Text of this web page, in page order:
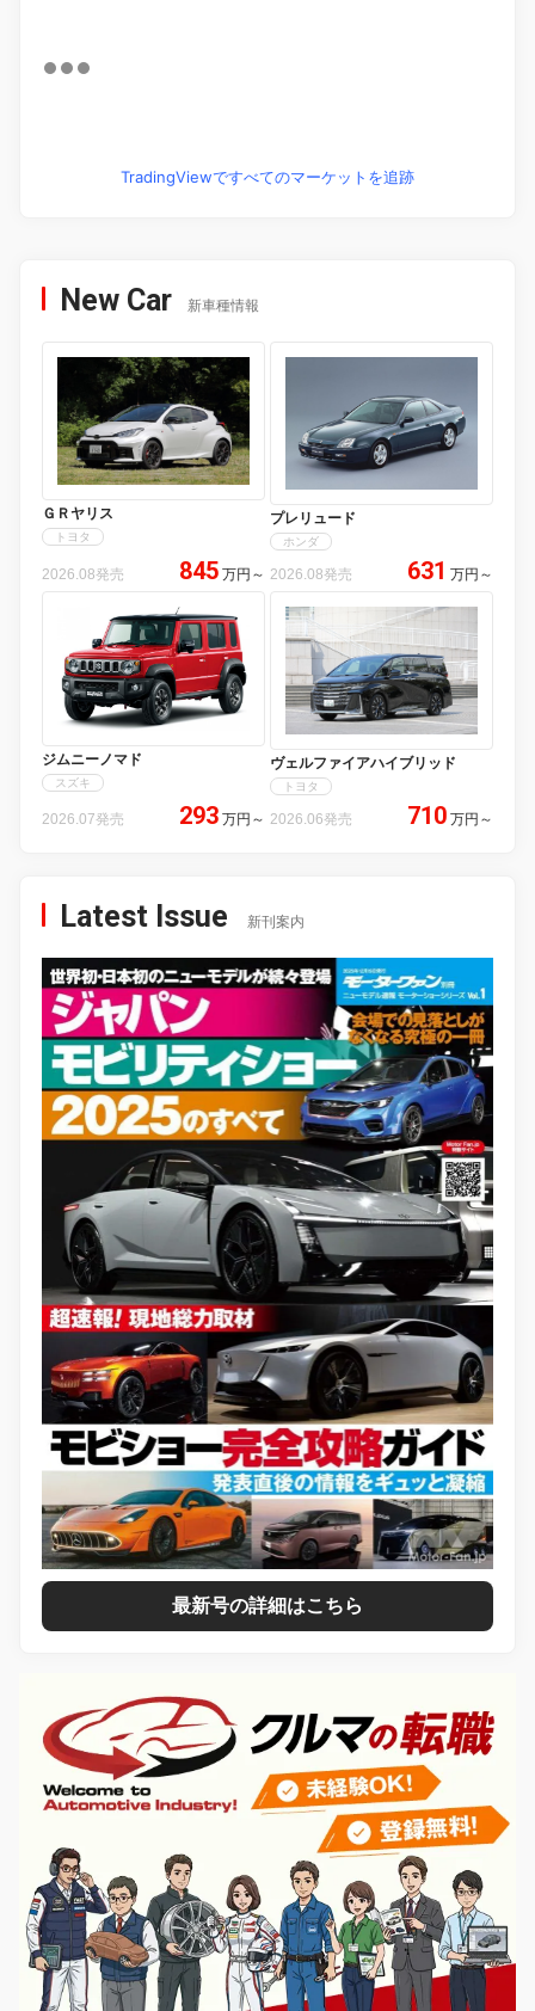
TradingViewですべてのマーケットを追跡
New Car 新車種情報
ＧＲヤリス
トヨタ
2026.08発売 845 万円 ～
プレリュード
ホンダ
2026.08発売 631 万円 ～
ジムニーノマド
スズキ
2026.07発売 293 万円 ～
ヴェルファイアハイブリッド
トヨタ
2026.06発売 710 万円 ～
Latest Issue 新刊案内
最新号の詳細はこちら